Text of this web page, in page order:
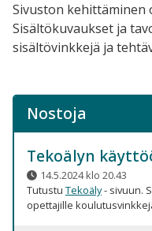
Sivuston kehittäminen
Sisältökuvaukset ja
sisältövinkkejä ja
Nostoja
Tekoälyn
14.5.2024 klo 20.43
Tutustu Tekoäly - sivuun.
opettajille